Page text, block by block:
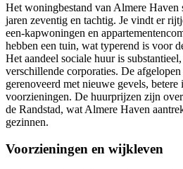
Het woningbestand van Almere Haven
jaren zeventig en tachtig. Je vindt er
een-kapwoningen en
hebben een tuin, wat typerend is voor
Het aandeel sociale huur is
verschillende corporaties. De
gerenoveerd met nieuwe gevels, betere
voorzieningen. De huurprijzen zijn
de Randstad, wat Almere Haven
gezinnen.
Voorzieningen en wijkleven